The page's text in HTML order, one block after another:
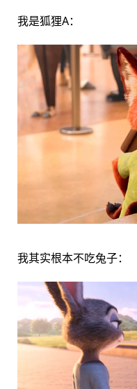
我是狐狸A：
我其实根本不吃兔子：